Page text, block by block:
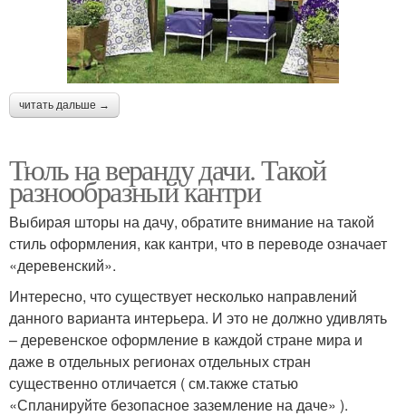
читать дальше →
Тюль на веранду дачи. Такой
разнообразный кантри
Выбирая шторы на дачу, обратите внимание на такой
стиль оформления, как кантри, что в переводе означает
«деревенский».
Интересно, что существует несколько направлений
данного варианта интерьера. И это не должно удивлять
– деревенское оформление в каждой стране мира и
даже в отдельных регионах отдельных стран
существенно отличается ( см.также статью
«Спланируйте безопасное заземление на даче» ).